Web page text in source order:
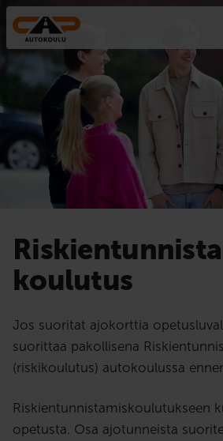
Hyppää sisältöön
koulutus
Jos suoritat ajokorttia
suorittaa pakollisena
(riskikoulutus) autokoulussa
Riskientunnistamiskoulutukseen
opetusta. Osa ajotunneista